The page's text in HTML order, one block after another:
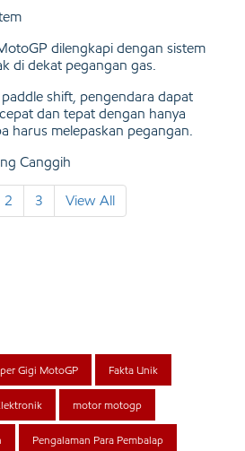
dilengkapi dengan sistem
di dekat pegangan gas.
shift, pengendara dapat
dan tepat dengan hanya
harus melepaskan pegangan.
Canggih
2 3 View All
Gigi MotoGP Fakta Unik
motor motogp
Pengalaman Para Pembalap